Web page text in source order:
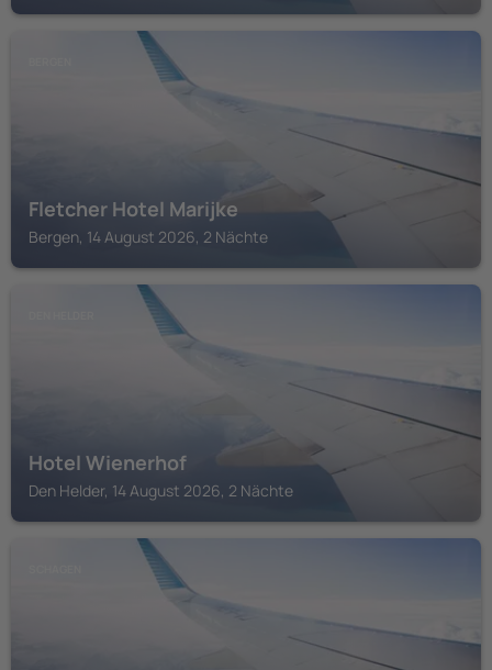
Fletcher Hotel Marijke
Bergen, 14 August 2026, 2 Nächte
Hotel Wienerhof
Den Helder, 14 August 2026, 2 Nächte